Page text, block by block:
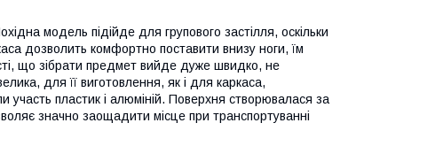
модель підійде для групового застілля, оскільки
дозволить комфортно поставити внизу ноги, їм
що зібрати предмет вийде дуже швидко, не
для її виготовлення, як і для каркаса,
участь пластик і алюміній. Поверхня створювалася за
значно заощадити місце при транспортуванні